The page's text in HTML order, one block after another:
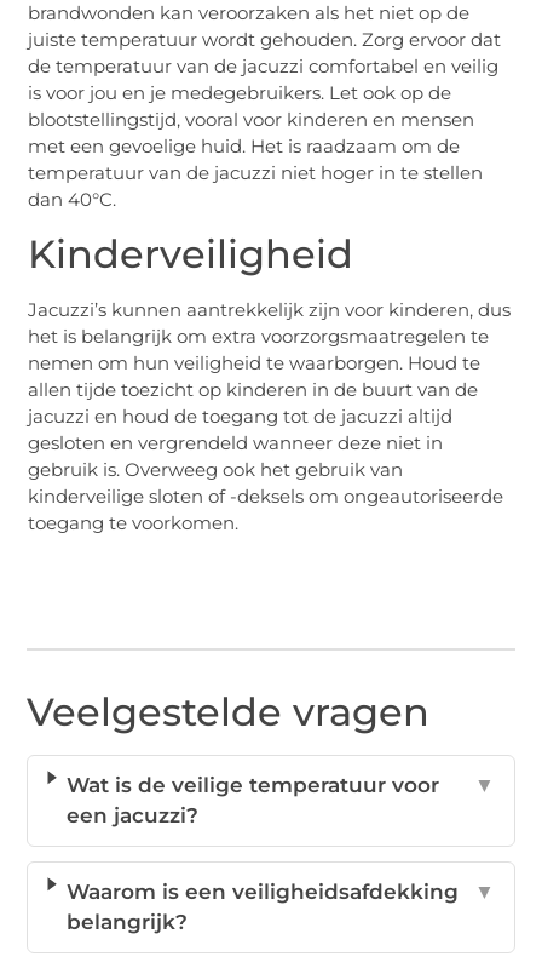
brandwonden kan veroorzaken als het niet op de
juiste temperatuur wordt gehouden. Zorg ervoor dat
de temperatuur van de jacuzzi comfortabel en veilig
is voor jou en je medegebruikers. Let ook op de
blootstellingstijd, vooral voor kinderen en mensen
met een gevoelige huid. Het is raadzaam om de
temperatuur van de jacuzzi niet hoger in te stellen
dan 40°C.
Kinderveiligheid
Jacuzzi’s kunnen aantrekkelijk zijn voor kinderen, dus
het is belangrijk om extra voorzorgsmaatregelen te
nemen om hun veiligheid te waarborgen. Houd te
allen tijde toezicht op kinderen in de buurt van de
jacuzzi en houd de toegang tot de jacuzzi altijd
gesloten en vergrendeld wanneer deze niet in
gebruik is. Overweeg ook het gebruik van
kinderveilige sloten of -deksels om ongeautoriseerde
toegang te voorkomen.
Veelgestelde vragen
Wat is de veilige temperatuur voor
een jacuzzi?
▼
Waarom is een veiligheidsafdekking
belangrijk?
▼